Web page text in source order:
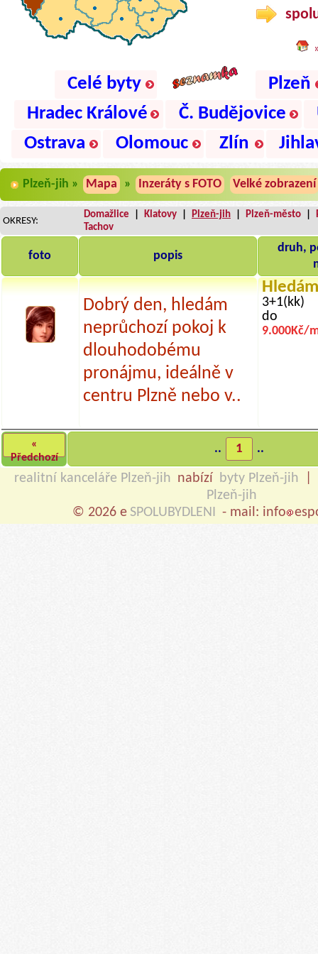
Celé byty
Plzeň
Hradec Králové
Č. Budějovice
Ostrava
Olomouc Zlín
Plzeň-jih » Mapa » Inzeráty s FOTO Velké zobrazení
OKRESY:
Domažlice Klatovy Plzeň-jih Plzeň-město
Tachov
foto popis
druh,
Dobrý den, hledám
neprůchozí pokoj k
dlouhodobému
pronájmu, ideálně v
centru Plzně nebo v..
3+1(kk)
do
9.000Kč/
«
Předchozí
.. 1 ..
realitní kanceláře Plzeň-jih nabízí byty Plzeň-jih
Plzeň-jih
© 2026 e SPOLUBYDLENI - mail: info